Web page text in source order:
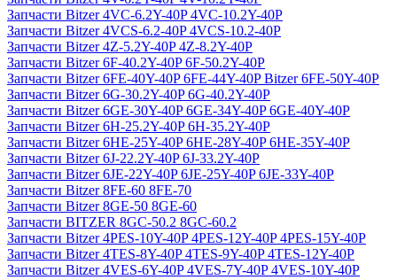
Запчасти Bitzer 4VC-6.2Y-40P 4VC-10.2Y-40P
Запчасти Bitzer 4VCS-6.2-40P 4VCS-10.2-40P
Запчасти Bitzer 4Z-5.2Y-40P 4Z-8.2Y-40P
Запчасти Bitzer 6F-40.2Y-40P 6F-50.2Y-40P
Запчасти Bitzer 6FE-40Y-40P 6FE-44Y-40P Bitzer 6FE-50Y-40P
Запчасти Bitzer 6G-30.2Y-40P 6G-40.2Y-40P
Запчасти Bitzer 6GE-30Y-40P 6GE-34Y-40P 6GE-40Y-40P
Запчасти Bitzer 6H-25.2Y-40P 6H-35.2Y-40P
Запчасти Bitzer 6HE-25Y-40P 6HE-28Y-40P 6HE-35Y-40P
Запчасти Bitzer 6J-22.2Y-40P 6J-33.2Y-40P
Запчасти Bitzer 6JE-22Y-40P 6JE-25Y-40P 6JE-33Y-40P
Запчасти Bitzer 8FE-60 8FE-70
Запчасти Bitzer 8GE-50 8GE-60
Запчасти BITZER 8GC-50.2 8GC-60.2
Запчасти Bitzer 4PES-10Y-40P 4PES-12Y-40P 4PES-15Y-40P
Запчасти Bitzer 4TES-8Y-40P 4TES-9Y-40P 4TES-12Y-40P
Запчасти Bitzer 4VES-6Y-40P 4VES-7Y-40P 4VES-10Y-40P